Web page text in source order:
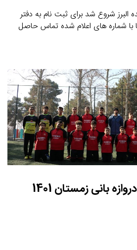
البرز شروع شد برای ثبت نام به دفتر
با شماره های اعلام شده تماس حاصل
بانی زمستان 1401